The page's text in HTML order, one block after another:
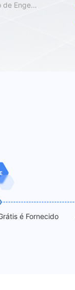
Medalha de Ouro
é Fornecido